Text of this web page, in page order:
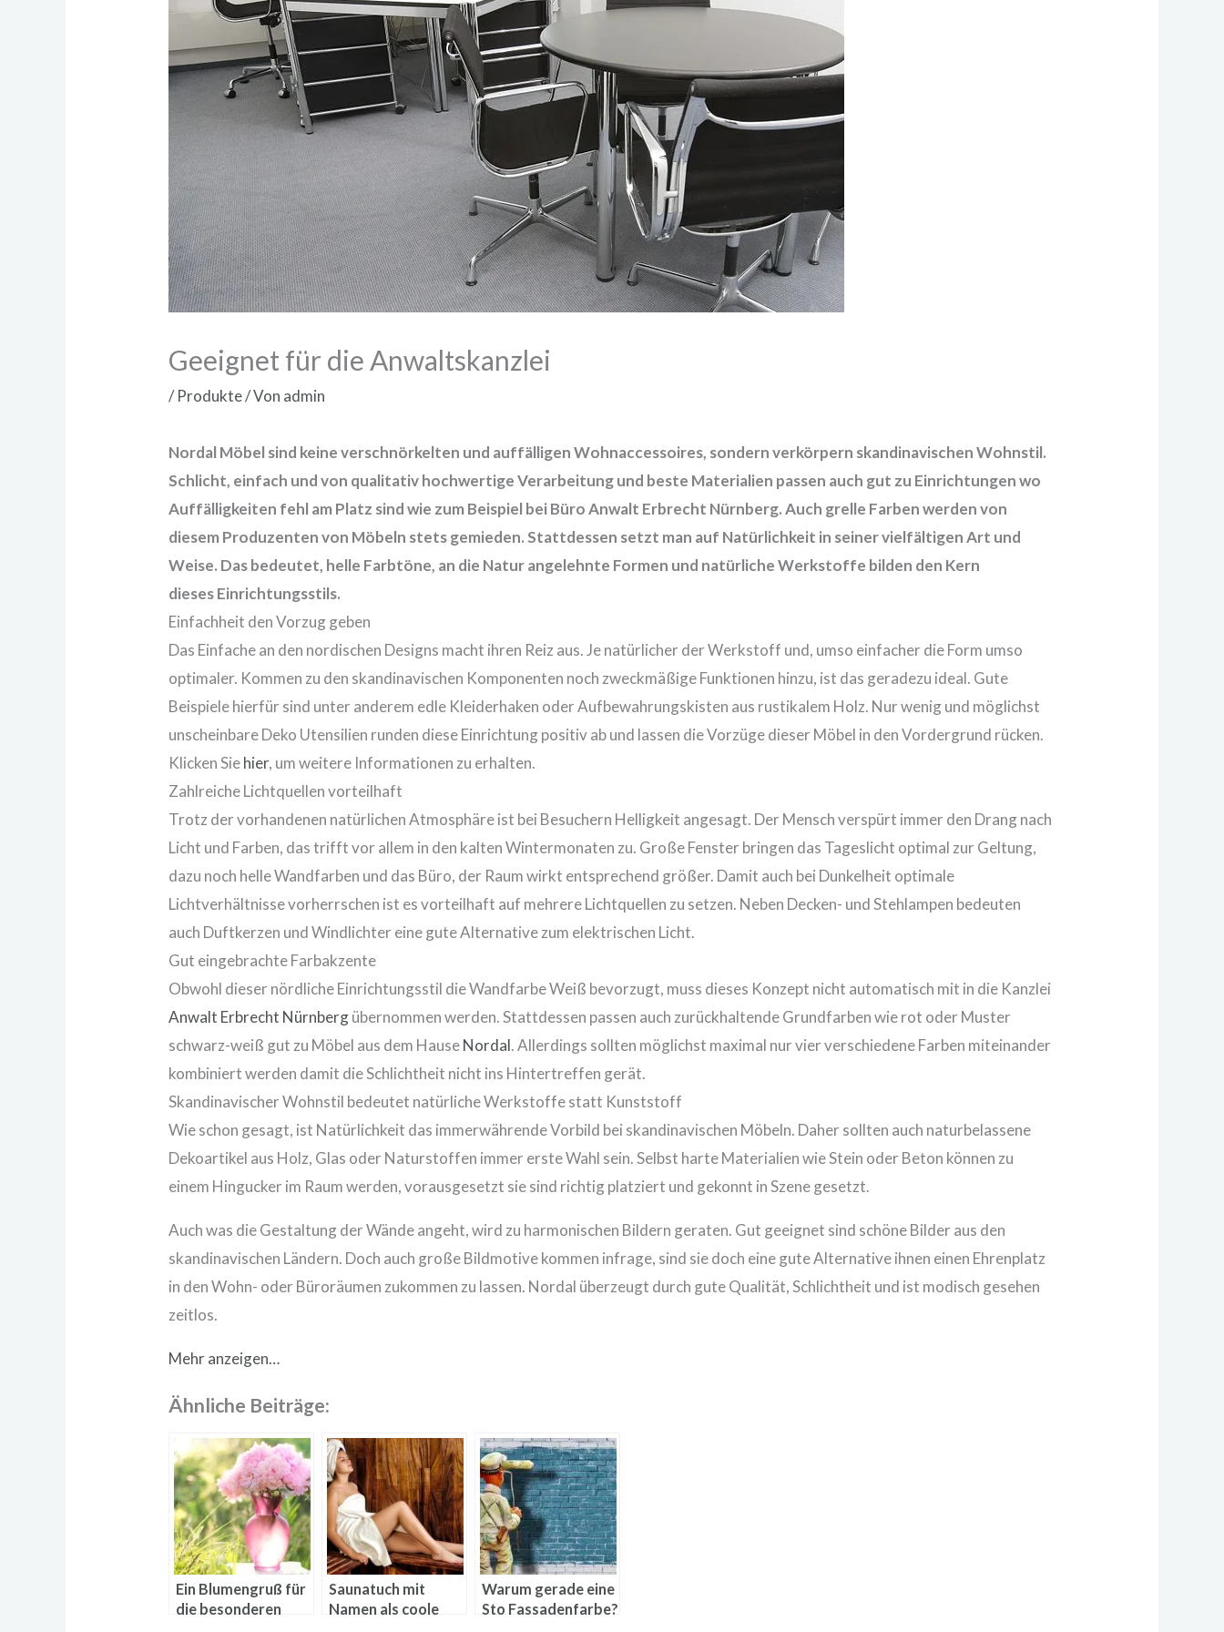
Geeignet für die Anwaltskanzlei
/Produkte/ Von admin
Nordal Möbel sind keine verschnörkelten und auffälligen Wohnaccessoires, sondern verkörpern skandinavischen Wohnstil.
Schlicht, einfach und von qualitativ hochwertige Verarbeitung und beste Materialien passen auch gut zu Einrichtungen wo
Auffälligkeiten fehl am Platz sind wie zum Beispiel bei Büro Anwalt Erbrecht Nürnberg. Auch grelle Farben werden von
diesem Produzenten von Möbeln stets gemieden. Stattdessen setzt man auf Natürlichkeit in seiner vielfältigen Art und
Weise. Das bedeutet, helle Farbtöne, an die Natur angelehnte Formen und natürliche Werkstoffe bilden den Kern
diesesEinrichtungsstils.
Einfachheit den Vorzug geben
Das Einfache an den nordischen Designs macht ihren Reiz aus. Je natürlicher der Werkstoff und, umso einfacher die Form umso
optimaler. Kommen zu den skandinavischen Komponenten noch zweckmäßige Funktionen hinzu, ist das geradezu ideal. Gute
Beispiele hierfür sind unter anderem edle Kleiderhaken oderAufbewahrungskisten aus rustikalem Holz. Nur wenig und möglichst
unscheinbare Deko Utensilien runden diese Einrichtung positiv ab und lassen die Vorzüge dieser Möbel in den Vordergrund rücken.
Klicken Siehier, um weitere Informationen zu erhalten.
Zahlreiche Lichtquellen vorteilhaft
Trotz der vorhandenen natürlichen Atmosphäre ist bei Besuchern Helligkeit angesagt. Der Mensch verspürt immer den Drang nach
Licht und Farben, das trifft vor allem in den kalten Wintermonaten zu. Große Fenster bringen das Tageslicht optimal zur Geltung,
dazu noch helle Wandfarben und das Büro, der Raum wirkt entsprechend größer. Damit auch bei Dunkelheit optimale
Lichtverhältnisse vorherrschen ist es vorteilhaft auf mehrere Lichtquellen zu setzen. Neben Decken- und Stehlampen bedeuten
auch Duftkerzen undWindlichter eine gute Alternative zum elektrischen Licht.
Gut eingebrachte Farbakzente
Obwohl dieser nördliche Einrichtungsstil die Wandfarbe Weiß bevorzugt, muss dieses Konzept nicht automatisch mit in die Kanzlei
Anwalt Erbrecht Nürnbergübernommen werden. Stattdessen passen auch zurückhaltende Grundfarben wie rot oder Muster
schwarz-weiß gut zu Möbel aus dem HauseNordal. Allerdings sollten möglichst maximal nur vier verschiedene Farben miteinander
kombiniert werden damit die Schlichtheit nicht ins Hintertreffen gerät.
Skandinavischer Wohnstil bedeutet natürliche Werkstoffe statt Kunststoff
Wie schon gesagt, ist Natürlichkeit das immerwährendeVorbild bei skandinavischen Möbeln. Daher sollten auch naturbelassene
Dekoartikel aus Holz, Glas oder Naturstoffen immer erste Wahl sein. Selbst harte Materialien wie Stein oder Beton können zu
einem Hingucker im Raum werden, vorausgesetzt sie sind richtig platziert und gekonnt in Szene gesetzt.
Auch was die Gestaltung der Wände angeht, wird zu harmonischen Bildern geraten. Gut geeignet sind schöne Bilder aus den
skandinavischen Ländern. Doch auch großeBildmotivekommen infrage, sind sie doch eine gute Alternative ihnen einen Ehrenplatz
in den Wohn- oder Büroräumen zukommen zu lassen. Nordal überzeugt durch gute Qualität, Schlichtheit und ist modisch gesehen
zeitlos.
Mehr anzeigen…
Ähnliche Beiträge:
Ein Blumengruß für
die besonderen
Saunatuch mit
Namen als coole
Warum gerade eine
Sto Fassadenfarbe?